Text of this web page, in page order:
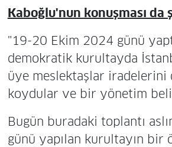
Kaboğlu'nun konuşması da
"19-20 Ekim 2024 günü
demokratik kurultayda
üye meslektaşlar iradelerini
koydular ve bir yönetim
Bugün buradaki toplantı
günü yapılan kurultayın bir